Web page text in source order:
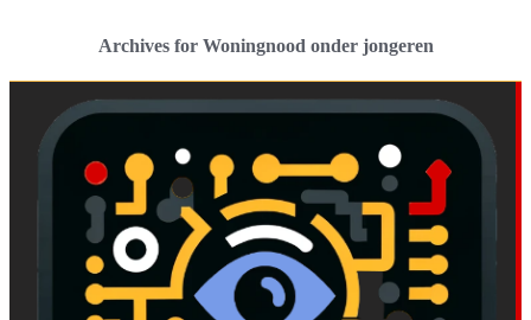
Archives for Woningnood onder jongeren